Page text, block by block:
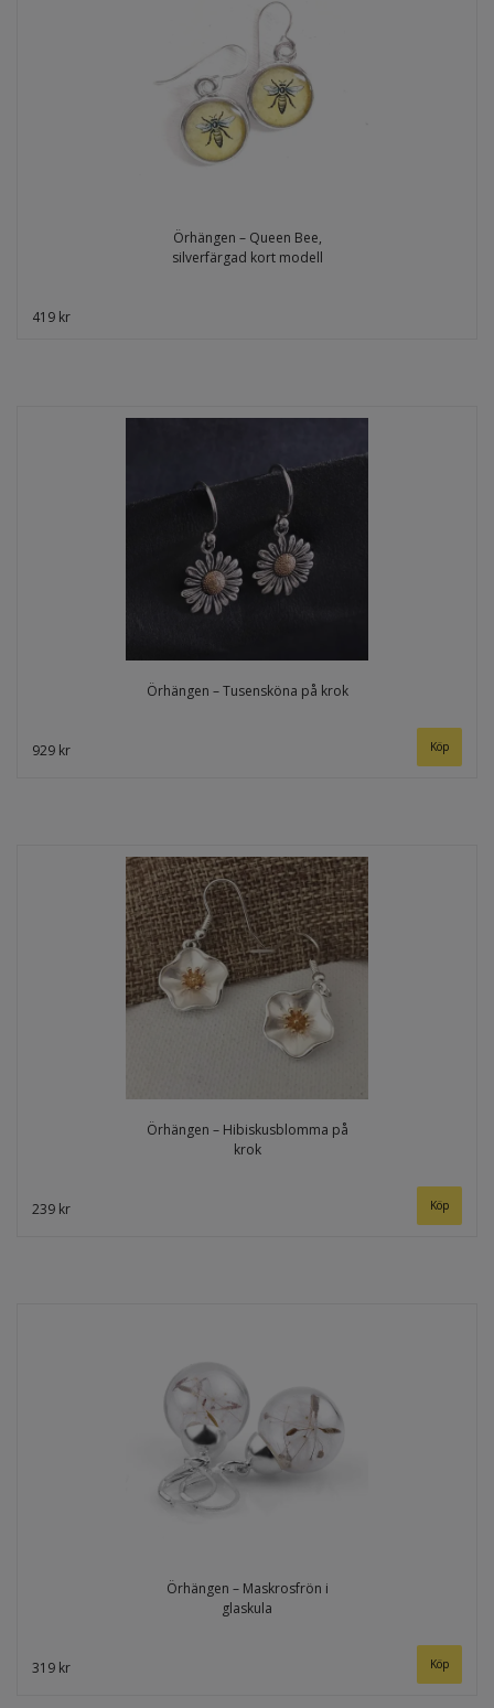
Örhängen – Queen Bee,
silverfärgad kort modell
419 kr
Örhängen – Tusensköna på krok
929 kr
Örhängen – Hibiskusblomma på
krok
239 kr
Örhängen – Maskrosfrön i
glaskula
319 kr